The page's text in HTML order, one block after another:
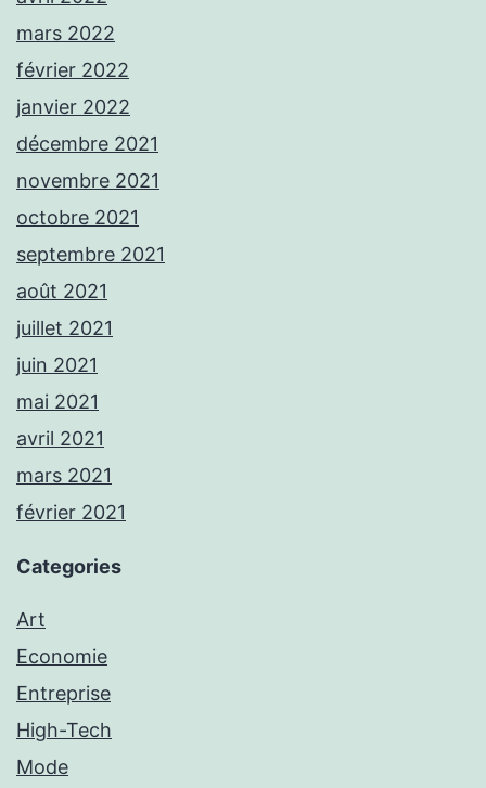
mars 2022
février 2022
janvier 2022
décembre 2021
novembre 2021
octobre 2021
septembre 2021
août 2021
juillet 2021
juin 2021
mai 2021
avril 2021
mars 2021
février 2021
Categories
Art
Economie
Entreprise
High-Tech
Mode